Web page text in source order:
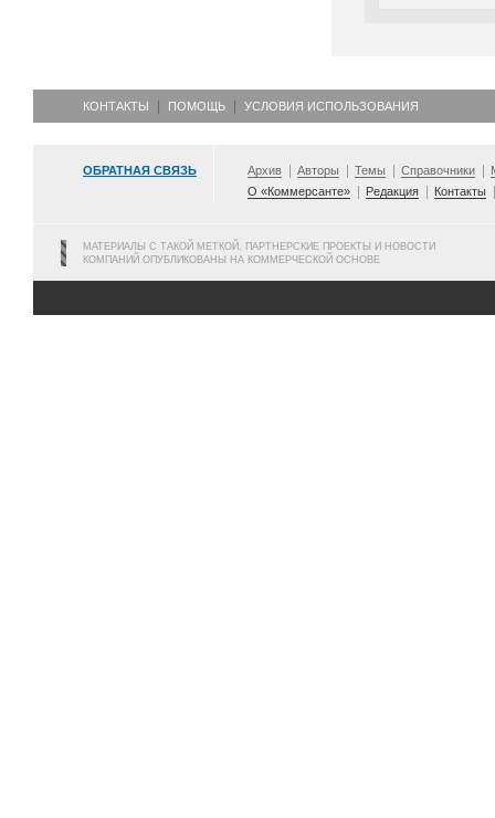
КОНТАКТЫ ПОМОЩЬ УСЛОВИЯ ИСПОЛЬЗОВАНИЯ
ОБРАТНАЯ СВЯЗЬ Архив Авторы Темы Справочники
О «Коммерсанте»
Редакция Контакты
МАТЕРИАЛЫ С ТАКОЙ МЕТКОЙ, ПАРТНЕРСКИЕ ПРОЕКТЫ И НОВОСТИ
КОМПАНИЙ ОПУБЛИКОВАНЫ НА КОММЕРЧЕСКОЙ ОСНОВЕ